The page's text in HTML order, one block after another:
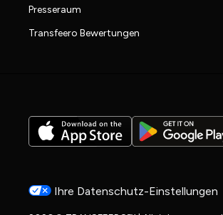
Presseraum
Transfeero Bewertungen
Ihre Datenschutz-Einstellungen